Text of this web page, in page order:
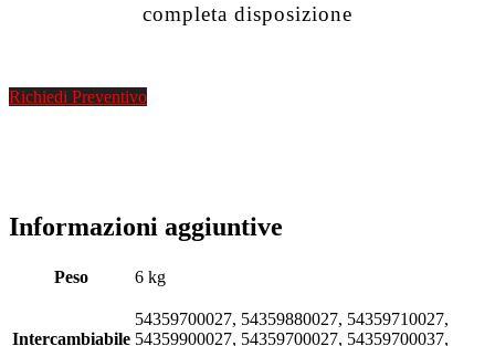
completa disposizione
Richiedi Preventivo
Informazioni aggiuntive
Peso 6 kg
Intercambiabile
54359700027, 54359880027, 54359710027,
54359900027, 54359700027, 54359700037,